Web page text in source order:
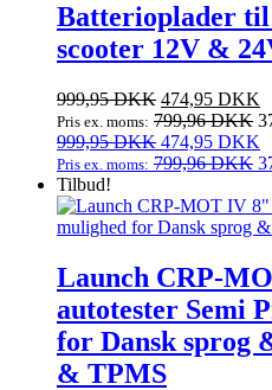
Batterioplader
scooter 12V &
999,95DKK Den
oprindelige
pris
var:
474,95 DKK
Pris ex. moms: 799,96DKK
999,95DKK Den
oprindelige
var:
999,95 DKK.
474,95 DKK
Pris ex. moms: 799,96DKK
Tilbud!
Launch CRP-
autotester Semi
for Dansk sprog
& TPMS